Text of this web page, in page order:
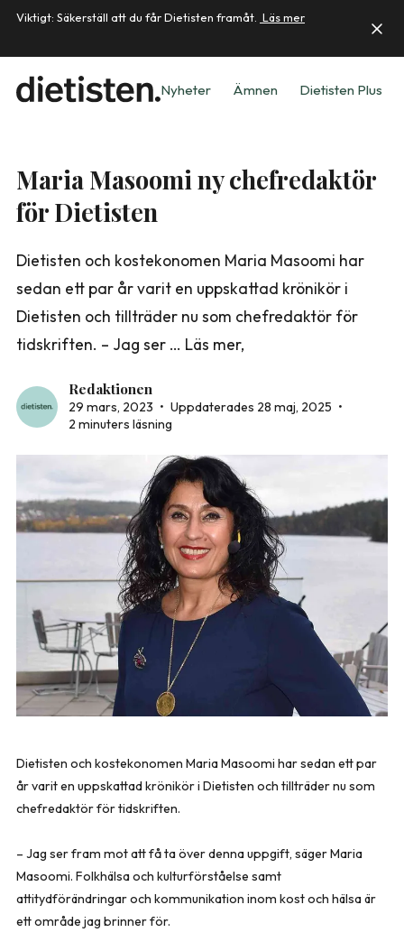
Viktigt: Säkerställ att du får Dietisten framåt. Läs mer
Nyheter Ämnen Dietisten Plus
Maria Masoomi ny chefredaktör
för Dietisten
Dietisten och kostekonomen Maria Masoomi har
sedan ett par år varit en uppskattad krönikör i
Dietisten och tillträder nu som chefredaktör för
tidskriften. – Jag ser … Läs mer,
Redaktionen
29 mars, 2023 • Uppdaterades 28 maj, 2025 •
2 minuters läsning
Dietisten och kostekonomen Maria Masoomi har sedan ett par
år varit en uppskattad krönikör i Dietisten och tillträder nu som
chefredaktör för tidskriften.
– Jag ser fram mot att få ta över denna uppgift, säger Maria
Masoomi. Folkhälsa och kulturförståelse samt
attitydförändringar och kommunikation inom kost och hälsa är
ett område jag brinner för.